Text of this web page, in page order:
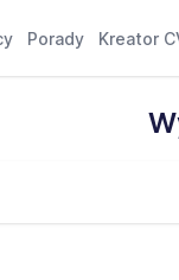
Porady Kreator